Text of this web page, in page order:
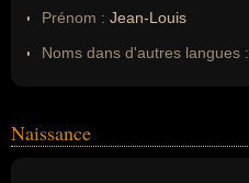
Prénom : Jean-Louis
Noms dans d'autres langues :
Nom de famille :Bergheaud
Naissance